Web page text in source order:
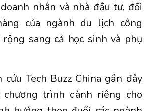
nhân và nhà đầu tư, đối
của ngành du lịch công
sang cả học sinh và phụ
cứu Tech Buzz China gần đây
trình dành riêng cho